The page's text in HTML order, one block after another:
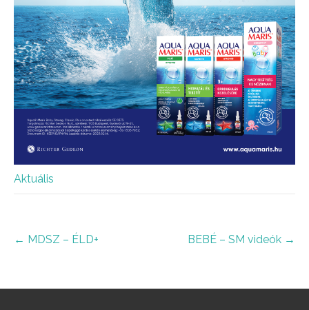
Aktuális
Post
navigation
← MDSZ – ÉLD+ BEBÉ – SM videók →